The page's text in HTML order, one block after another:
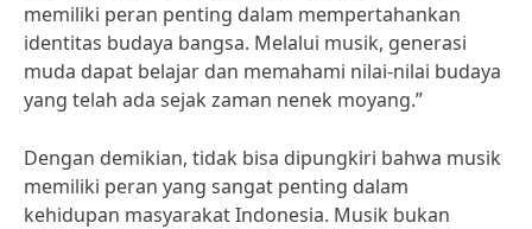
memiliki peran penting dalam mempertahankan
identitas budaya bangsa. Melalui musik, generasi
muda dapat belajar dan memahami nilai-nilai budaya
yang telah ada sejak zaman nenek moyang.”
Dengan demikian, tidak bisa dipungkiri bahwa musik
memiliki peran yang sangat penting dalam
kehidupan masyarakat Indonesia. Musik bukan